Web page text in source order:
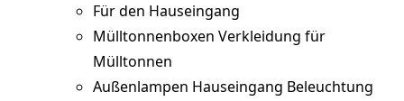
Für den Hauseingang
Mülltonnenboxen Verkleidung für
Mülltonnen
Außenlampen Hauseingang Beleuchtung